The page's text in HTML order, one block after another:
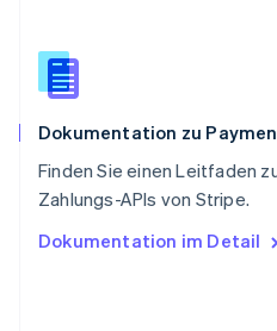
Dokumentation zu
Finden Sie einen Leitfaden
Zahlungs-APIs von Stripe.
Dokumentation im Detail
English
Spanien
Thailand
Tschechische Republik
English
English